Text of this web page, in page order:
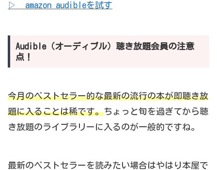
▷ amazon audibleを試す
Audible（オーディブル）聴き放題会員の注意
点！
今月のベストセラー的な最新の流行の本が即聴き放
題に入ることは稀です。ちょっと旬を過ぎてから聴
き放題のライブラリーに入るのが一般的ですね。
最新のベストセラーを読みたい場合はやはり本屋で